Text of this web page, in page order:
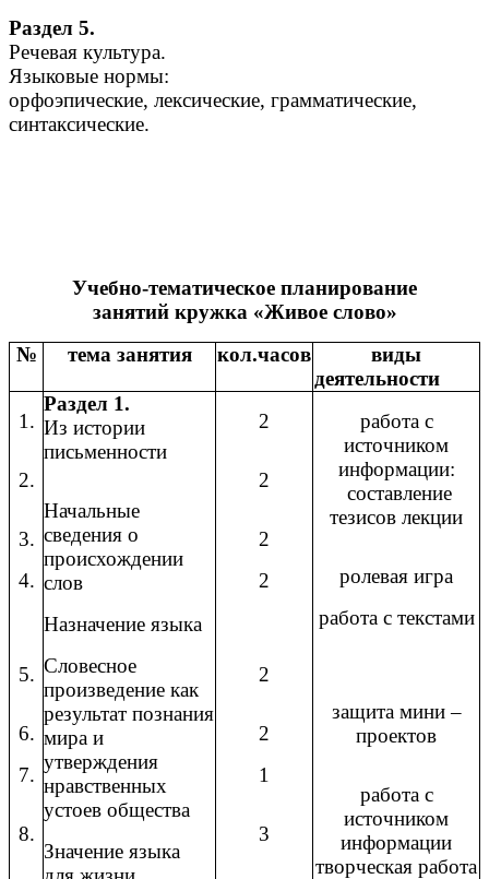
Раздел 5.
Речевая культура.
Языковые нормы:
орфоэпические, лексические, грамматические,
синтаксические.
Учебно-тематическое планирование
занятий кружка «Живое слово»
№
тема занятия кол.часов
виды
деятельности
1.
2.
3.
4.
5.
6.
7.
8.
Раздел 1.
Из истории
письменности
Начальные
сведения о
происхождении
слов
Назначение языка
Словесное
произведение как
результат познания
мира и
утверждения
нравственных
устоев общества
Значение языка
2
2
2
2
2
2
1
3
работа с
источником
информации:
составление
тезисов лекции
ролевая игра
работа с текстами
защита мини –
проектов
работа с
источником
информации
творческая работа